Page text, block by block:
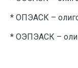
* ОПЭАСК –
* ОЭПЭАСК –